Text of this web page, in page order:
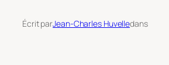
Écrit parJean-Charles Huvelledans